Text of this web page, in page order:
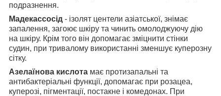
подразнення.
Мадекассосід - ізолят центели азіатської, знімає
запалення, загоює шкіру та чинить омолоджуючу дію
на шкіру. Крім того він допомагає зміцнити стінки
судин, при тривалому використанні зменшує куперозну
сітку.
Азелаїнова кислота має протизапальні та
антибактеріальні функції, допомагає при розацеа,
куперозі, пігментації, постакне і комедонах. При